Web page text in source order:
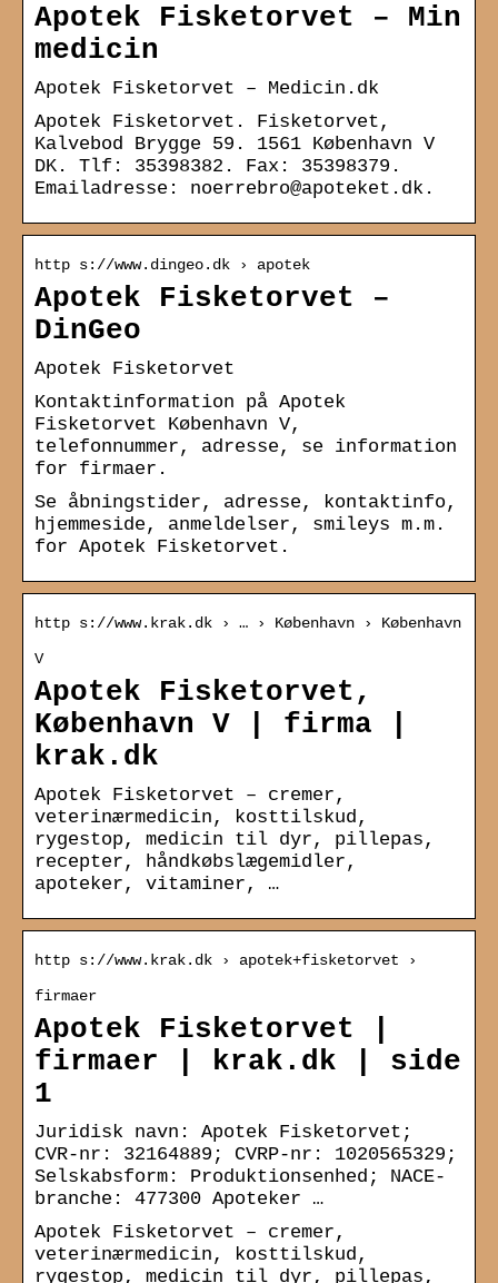
Apotek Fisketorvet – Min
medicin
Apotek Fisketorvet – Medicin.dk
Apotek Fisketorvet. Fisketorvet,
Kalvebod Brygge 59. 1561 København V
DK. Tlf: 35398382. Fax: 35398379.
Emailadresse: noerrebro@apoteket.dk.
http s://www.dingeo.dk › apotek
Apotek Fisketorvet –
DinGeo
Apotek Fisketorvet
Kontaktinformation på Apotek
Fisketorvet København V,
telefonnummer, adresse, se information
for firmaer.
Se åbningstider, adresse, kontaktinfo,
hjemmeside, anmeldelser, smileys m.m.
for Apotek Fisketorvet.
http s://www.krak.dk › … › København › København
V
Apotek Fisketorvet,
København V | firma |
krak.dk
Apotek Fisketorvet – cremer,
veterinærmedicin, kosttilskud,
rygestop, medicin til dyr, pillepas,
recepter, håndkøbslægemidler,
apoteker, vitaminer, …
http s://www.krak.dk › apotek+fisketorvet ›
firmaer
Apotek Fisketorvet |
firmaer | krak.dk | side
1
Juridisk navn: Apotek Fisketorvet;
CVR-nr: 32164889; CVRP-nr: 1020565329;
Selskabsform: Produktionsenhed; NACE-
branche: 477300 Apoteker …
Apotek Fisketorvet – cremer,
veterinærmedicin, kosttilskud,
rygestop, medicin til dyr, pillepas,